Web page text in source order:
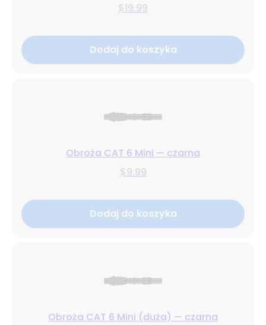
$19.99
Dodaj do koszyka
Obroża CAT 6 Mini — czarna
$9.99
Dodaj do koszyka
Obroża CAT 6 Mini (duża) — czarna